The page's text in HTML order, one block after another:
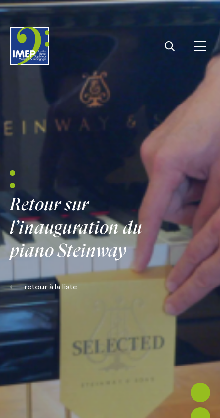
Rechercher
Retour sur
l’inauguration du
piano Steinway
retour à la liste